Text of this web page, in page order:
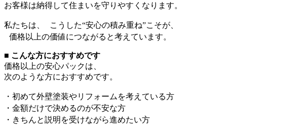
お客様は納得して住まいを守りやすくなります。
私たちは、 こうした“安心の積み重ね”こそが、
価格以上の価値につながると考えています。
■ こんな方におすすめです
価格以上の安心パックは、
次のような方におすすめです。
・初めて外壁塗装やリフォームを考えている方
・金額だけで決めるのが不安な方
・きちんと説明を受けながら進めたい方